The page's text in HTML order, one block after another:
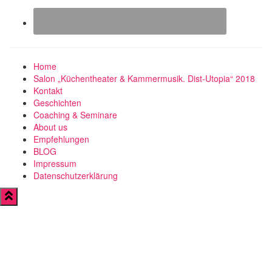
Home
Salon „Küchentheater & Kammermusik. Dist-Utopia“ 2018
Kontakt
Geschichten
Coaching & Seminare
About us
Empfehlungen
BLOG
Impressum
Datenschutzerklärung